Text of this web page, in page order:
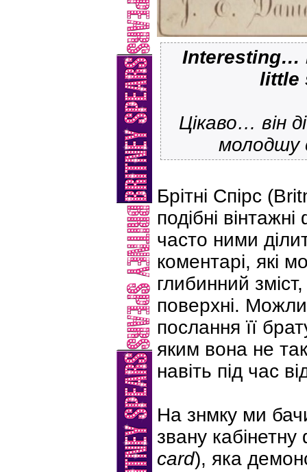
Interesting…
little
Цікаво… він
молодшу
Брітні Спірс
подібні
часто ними
коментарі, які
глибинний
поверхні.
послання її
яким вона не
навіть під час
На знмку ми
звану
card), яка